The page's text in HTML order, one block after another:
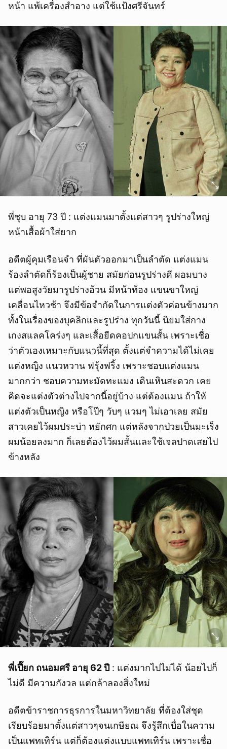
หน้า แพ้เครื่องสำอาง แต่ใช้แป้งศรีจันทร์
พี่ชุบ อายุ 73 ปี : แต่งแมนมาตั้งแต่สาวๆ รูปร่างใหญ่
หน้าเสื้อผ้าใส่ยาก
อดีตผู้คุมเรือนจำ ที่ผันตัวออกมาเป็นลำตัด แต่งแมน
ร้องลำตัดก็ร้องเป็นผู้ชาย สมัยก่อนรูปร่างดี ผอมบาง
แต่พอสูงวัยมารูปร่างอ้วน มีหน้าท้อง แขนขาใหญ่
เคลื่อนไหวช้า จึงมีข้อจำกัดในการแต่งตัวค่อนข้างมาก
ทั้งในเรื่องของบุคลิกและรูปร่าง ทุกวันนี้ นิยมใส่กาง
เกงสแลคโคร่งๆ และเสื้อยืดคอปกแขนสั้น เพราะเชื่อ
ว่าตัวเองเหมาะกับแนวนี้ที่สุด ตั้งแต่จำความได้ไม่เคย
แต่งหญิง แนวหวาน ฟรุ้งฟริ้ง เพราะชอบแต่งแมน
มากกว่า ชอบความทะมัดทะแมง เดินเหินสะดวก เคย
คิดจะแต่งตัวต่างไปจากนี้อยู่บ้าง แต่ต้องแมน ถ้าให้
แต่งตัวเป็นหญิง หรือโป๊ๆ วับๆ แวมๆ ไม่เอาเลย สมัย
สาวเคยไว้ผมประบ่า หยักศก แต่หลังจากป่วยเป็นมะเร็ง
ผมน้อยลงมาก ก็เลยต้องไว้ผมสั้นและใช้เจลปาดเสยไป
ข้างหลัง
พี่เปี๊ยก ถนอมศรี อายุ 62 ปี : แต่งมากไปไม่ได้ น้อยไปก็
ไม่ดี มีความกังวล แต่กล้าลองสิ่งใหม่
อดีตข้าราชการธุรการในมหาวิทยาลัย ที่ต้องใส่ชุด
เรียบร้อยมาตั้งแต่สาวๆจนเกษียณ จึงรู้สึกเบื่อในความ
เป็นแพทเทิร์น แต่ก็ต้องแต่งแบบแพทเทิร์น เพราะเชื่อ